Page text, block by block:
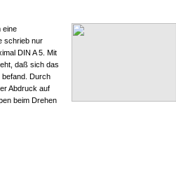
eine
schrieb nur
DIN A 5. Mit
daß sich das
Durch
Abdruck auf
beim Drehen